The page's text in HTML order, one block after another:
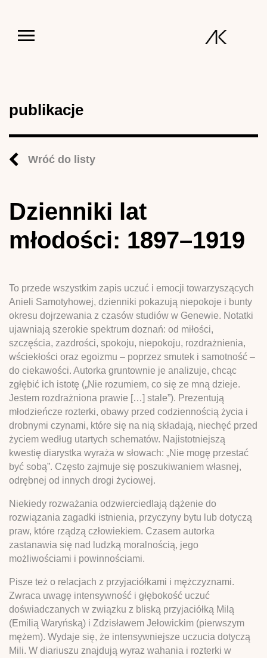
publikacje
Wróć do listy
Dzienniki lat
młodości: 1897–1919
To przede wszystkim zapis uczuć i emocji towarzyszących
Anieli Samotyhowej, dzienniki pokazują niepokoje i bunty
okresu dojrzewania z czasów studiów w Genewie. Notatki
ujawniają szerokie spektrum doznań: od miłości,
szczęścia, zazdrości, spokoju, niepokoju, rozdrażnienia,
wściekłości oraz egoizmu – poprzez smutek i samotność –
do ciekawości. Autorka gruntownie je analizuje, chcąc
zgłębić ich istotę („Nie rozumiem, co się ze mną dzieje.
Jestem rozdrażniona prawie […] stale”). Prezentują
młodzieńcze rozterki, obawy przed codziennością życia i
drobnymi czynami, które się na nią składają, niechęć przed
życiem według utartych schematów. Najistotniejszą
kwestię diarystka wyraża w słowach: „Nie mogę przestać
być sobą”. Często zajmuje się poszukiwaniem własnej,
odrębnej od innych drogi życiowej.
Niekiedy rozważania odzwierciedlają dążenie do
rozwiązania zagadki istnienia, przyczyny bytu lub dotyczą
praw, które rządzą człowiekiem. Czasem autorka
zastanawia się nad ludzką moralnością, jego
możliwościami i powinnościami.
Pisze też o relacjach z przyjaciółkami i mężczyznami.
Zwraca uwagę intensywność i głębokość uczuć
doświadczanych w związku z bliską przyjaciółką Milą
(Emilią Waryńską) i Zdzisławem Jełowickim (pierwszym
mężem). Wydaje się, że intensywniejsze uczucia dotyczą
Mili. W diariuszu znajdują wyraz wahania i rozterki w